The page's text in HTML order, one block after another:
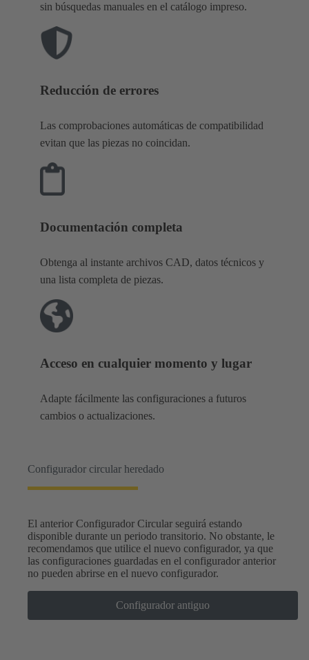
sin búsquedas manuales en el catálogo impreso.
Reducción de errores
Las comprobaciones automáticas de compatibilidad
evitan que las piezas no coincidan.
Documentación completa
Obtenga al instante archivos CAD, datos técnicos y
una lista completa de piezas.
Acceso en cualquier momento y lugar
Adapte fácilmente las configuraciones a futuros
cambios o actualizaciones.
Configurador circular heredado
El anterior Configurador Circular seguirá estando
disponible durante un periodo transitorio. No obstante, le
recomendamos que utilice el nuevo configurador, ya que
las configuraciones guardadas en el configurador anterior
no pueden abrirse en el nuevo configurador.
Configurador antiguo